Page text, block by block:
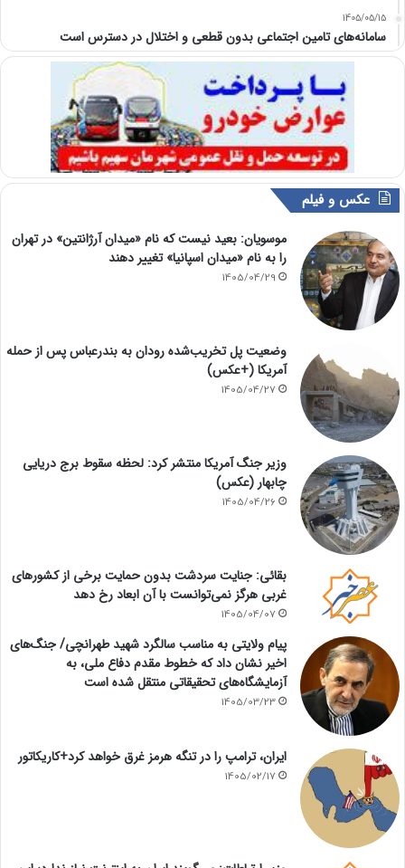
1405/05/15
سامانه‌های تامین اجتماعی بدون قطعی و اختلال در دسترس است
عکس و فیلم
موسویان: بعید نیست که نام «میدان آرژانتین» در تهران
را به نام «میدان اسپانیا» تغییر دهند
1405/04/29
وضعیت پل تخریب‌شده رودان به بندرعباس پس از حمله
آمریکا (+عکس)
1405/04/27
وزیر جنگ آمریکا منتشر کرد: لحظه سقوط برج دریایی
چابهار (عکس)
1405/04/26
بقائی: جنایت سردشت بدون حمایت برخی از کشورهای
غربی هرگز نمی‌توانست با آن ابعاد رخ دهد
1405/04/07
پیام ولایتی به مناسب سالگرد شهید طهرانچی/ جنگ‌های
اخیر نشان داد که خطوط مقدم دفاع ملی، به
آزمایشگاه‌های تحقیقاتی منتقل شده است
1405/03/23
ایران، ترامپ را در تنگه هرمز غرق خواهد کرد+کاریکاتور
1405/02/17